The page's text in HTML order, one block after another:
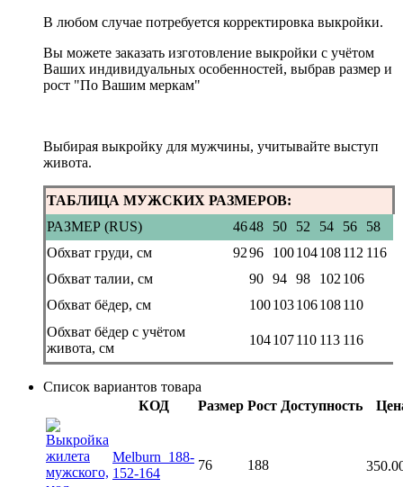
В любом случае потребуется корректировка выкройки.
Вы можете заказать изготовление выкройки с учётом
Ваших индивидуальных особенностей, выбрав размер и
рост "По Вашим меркам"
Выбирая выкройку для мужчины, учитывайте выступ
живота.
ТАБЛИЦА МУЖСКИХ РАЗМЕРОВ:
РАЗМЕР (RUS)
4648 50 52 54 56
58
Обхват груди, см
9296 100104108112 116
Обхват талии, см
90 94 98 102 106
Обхват бёдер, см
100103106108110
Обхват бёдер с учётом
живота, см
104107110 113 116
Список вариантов товара
КОД
Размер Рост Доступность
Melburn_188-
152-164
76 188